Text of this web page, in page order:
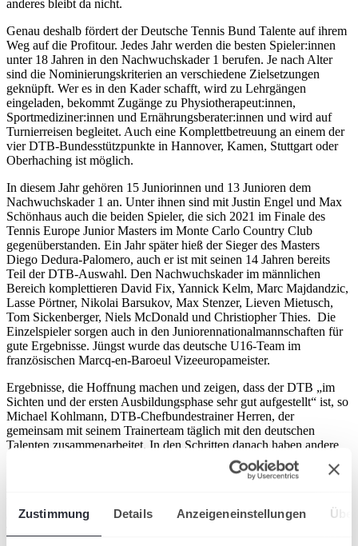
Zustimmung Details Anzeigeneinstellungen
anderes bleibt da nicht.
Genau deshalb fördert der Deutsche Tennis Bund Talente auf ihrem
Weg auf die Profitour. Jedes Jahr werden die besten Spieler:innen
unter 18 Jahren in den Nachwuchskader 1 berufen. Je nach Alter
sind die Nominierungskriterien an verschiedene Zielsetzungen
geknüpft. Wer es in den Kader schafft, wird zu Lehrgängen
eingeladen, bekommt Zugänge zu Physiotherapeut:innen,
Sportmediziner:innen und Ernährungsberater:innen und wird auf
Turnierreisen begleitet. Auch eine Komplettbetreuung an einem der
vier DTB-Bundesstützpunkte in Hannover, Kamen, Stuttgart oder
Oberhaching ist möglich.
In diesem Jahr gehören 15 Juniorinnen und 13 Junioren dem
Nachwuchskader 1 an. Unter ihnen sind mit Justin Engel und Max
Schönhaus auch die beiden Spieler, die sich 2021 im Finale des
Tennis Europe Junior Masters im Monte Carlo Country Club
gegenüberstanden. Ein Jahr später hieß der Sieger des Masters
Diego Dedura-Palomero, auch er ist mit seinen 14 Jahren bereits
Teil der DTB-Auswahl. Den Nachwuchskader im männlichen
Bereich komplettieren David Fix, Yannick Kelm, Marc Majdandzic,
Lasse Pörtner, Nikolai Barsukov, Max Stenzer, Lieven Mietusch,
Tom Sickenberger, Niels McDonald und Christiopher Thies. Die
Einzelspieler sorgen auch in den Juniorennationalmannschaften für
gute Ergebnisse. Jüngst wurde das deutsche U16-Team im
französischen Marcq-en-Baroeul Vizeeuropameister.
Ergebnisse, die Hoffnung machen und zeigen, dass der DTB „im
Sichten und der ersten Ausbildungsphase sehr gut aufgestellt“ ist, so
Michael Kohlmann, DTB-Chefbundestrainer Herren, der
gemeinsam mit seinem Trainerteam täglich mit den deutschen
Talenten zusammenarbeitet. In den Schritten danach haben andere
Länder mehr Möglichkeiten. „Unsere Talente können nicht so viele
Stunden auf dem Court verbringen, wie junge Spieler in anderen
den Junioren erzielen – nicht zuletzt durch die sehr gute